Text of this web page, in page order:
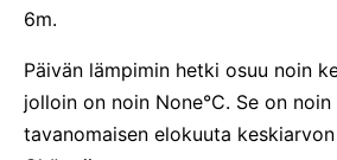
6m.
Päivän lämpimin hetki osuu noin
jolloin on noin None°C. Se on noin
tavanomaisen elokuuta